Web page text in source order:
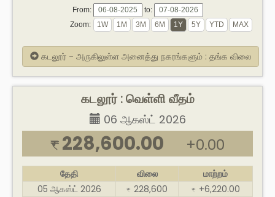
From:
to:
Zoom:
கடலூர் - அருகிலுள்ள அனைத்து நகரங்களும் : தங்க விலை
கடலூர் : வெள்ளி வீதம்
06 ஆகஸ்ட் 2026
₹ 228,600.00 +0.00
தேதி விலை
மாற்றம்
05 ஆகஸ்ட் 2026
₹ 228,600 ₹ +6,220.00